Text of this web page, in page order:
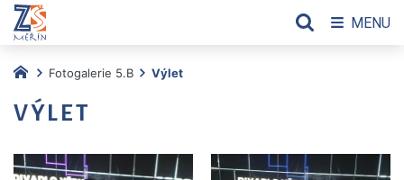
Fotogalerie 5.B Výlet
VÝLET
MENU